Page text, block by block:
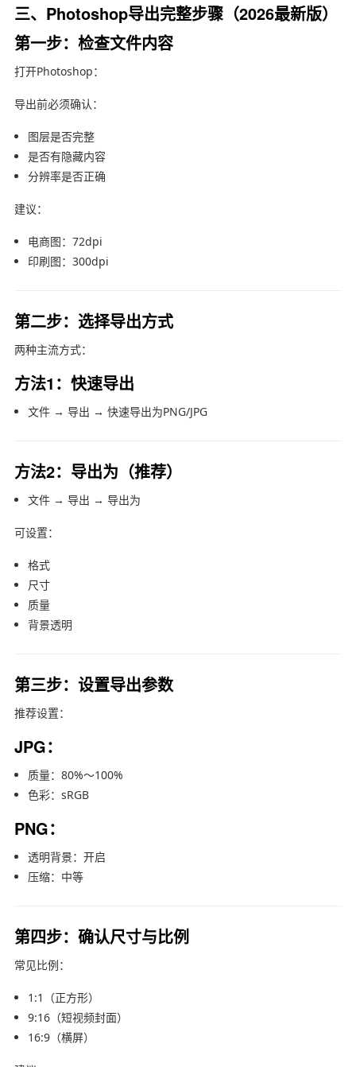
三、Photoshop导出完整步骤（2026最新版）
第一步：检查文件内容
打开Photoshop：
导出前必须确认：
图层是否完整
是否有隐藏内容
分辨率是否正确
建议：
电商图：72dpi
印刷图：300dpi
第二步：选择导出方式
两种主流方式：
方法1：快速导出
文件 → 导出 → 快速导出为PNG/JPG
方法2：导出为（推荐）
文件 → 导出 → 导出为
可设置：
格式
尺寸
质量
背景透明
第三步：设置导出参数
推荐设置：
JPG：
质量：80%～100%
色彩：sRGB
PNG：
透明背景：开启
压缩：中等
第四步：确认尺寸与比例
常见比例：
1:1（正方形）
9:16（短视频封面）
16:9（横屏）